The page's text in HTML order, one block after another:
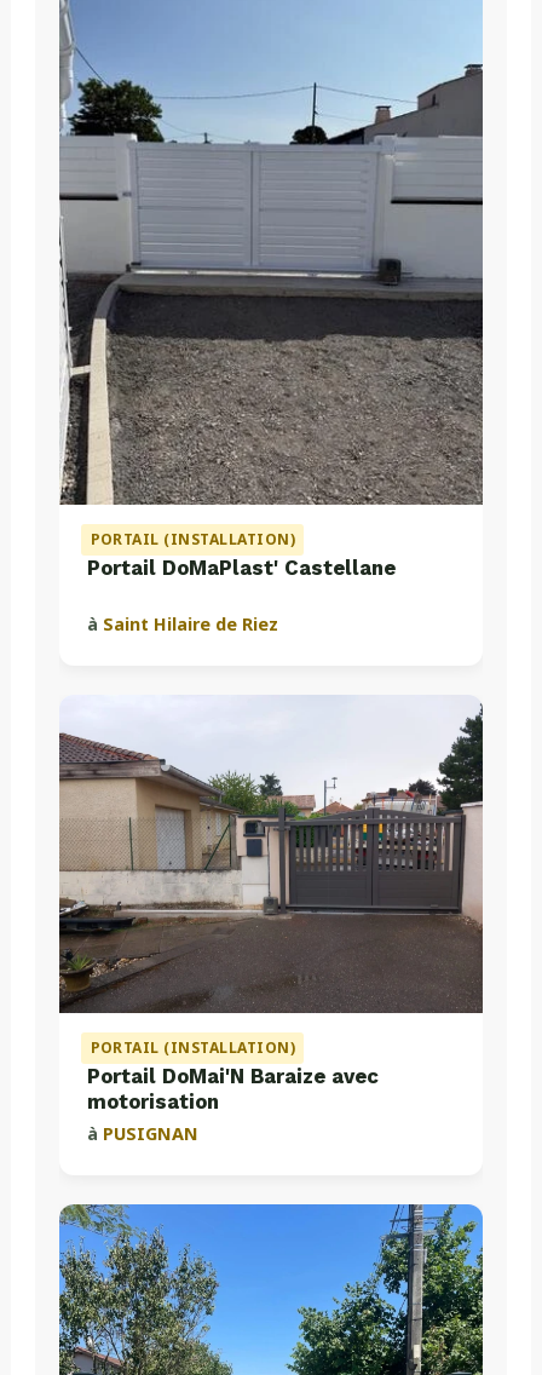
PORTAIL (INSTALLATION)
Portail DoMaPlast' Castellane
à Saint Hilaire de Riez
PORTAIL (INSTALLATION)
Portail DoMai'N Baraize avec
motorisation
à PUSIGNAN